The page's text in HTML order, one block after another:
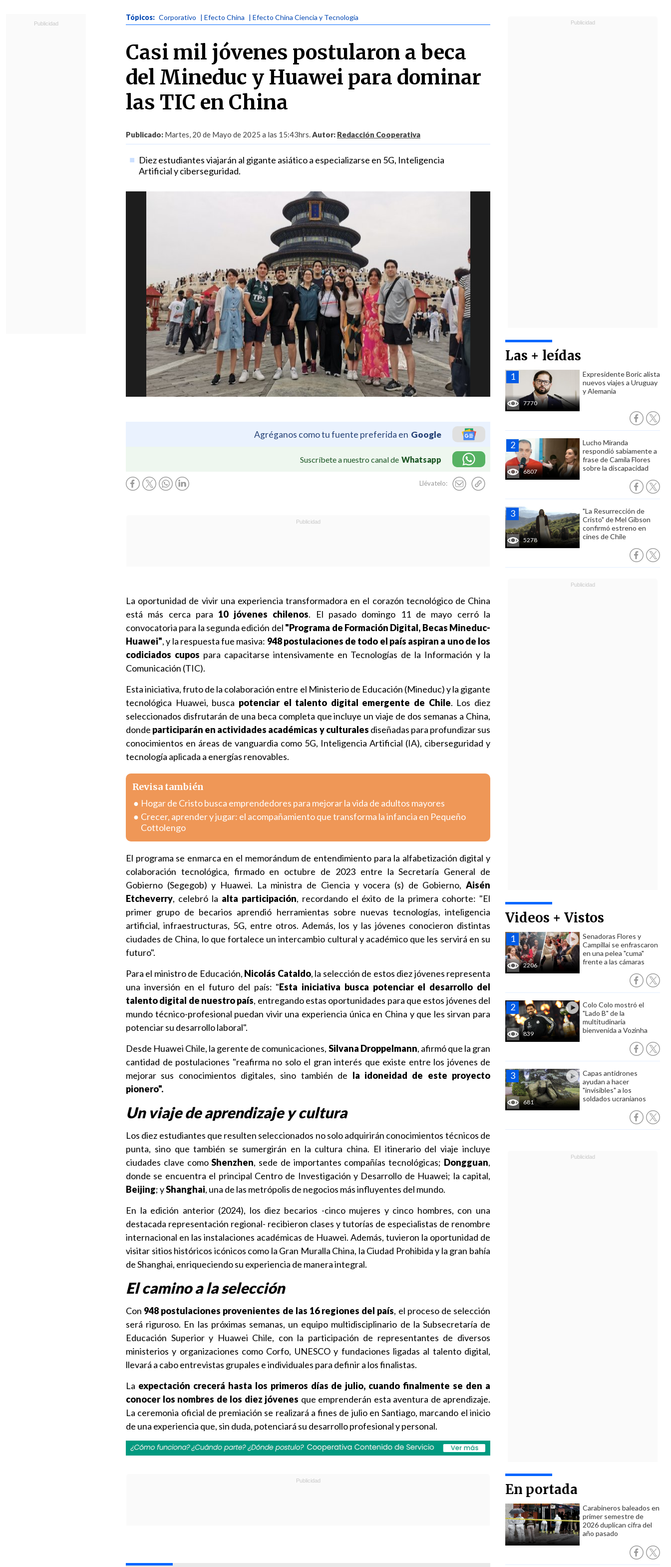
Tópicos: Corporativo | Efecto China | Efecto China Ciencia y Tecnología
Casi mil jóvenes postularon a beca
del Mineduc y Huawei para dominar
las TIC en China
Publicado: Martes, 20 de Mayo de 2025 a las 15:43hrs.Autor: Redacción Cooperativa
Diez estudiantes viajarán al gigante asiático a especializarse en 5G, Inteligencia
Artificial y ciberseguridad.
Agréganos como tu fuente preferida en Google
Suscríbete a nuestro canal de Whatsapp
Llévatelo:
Las + leídas
7770
Expresidente Boric alista
nuevos viajes a Uruguay
y Alemania
6807
Lucho Miranda
respondió sabiamente a
frase de Camila Flores
sobre la discapacidad
5278
"La Resurrección de
Cristo" de Mel Gibson
confirmó estreno en
cines de Chile
Videos + Vistos
2206
Senadoras Flores y
Campillai se enfrascaron
en una pelea "cuma"
frente a las cámaras
839
Colo Colo mostró el
"Lado B" de la
multitudinaria
bienvenida a Vozinha
681
Capas antidrones
ayudan a hacer
"invisibles" a los
soldados ucranianos
En portada
Carabineros baleados en
primer semestre de
2026 duplican cifra del
año pasado
La oportunidad de vivir una experiencia transformadora en el corazón tecnológico de China
está más cerca para 10 jóvenes chilenos. El pasado domingo 11 de mayo cerró la
convocatoria para la segunda edición del "Programa de Formación Digital, Becas Mineduc-
Huawei", y la respuesta fue masiva: 948 postulaciones de todo el país aspiran a uno de los
codiciados cupos para capacitarse intensivamente en Tecnologías de la Información y la
Comunicación (TIC).
Esta iniciativa, fruto de la colaboración entre el Ministerio de Educación (Mineduc) y la gigante
tecnológica Huawei, busca potenciar el talento digital emergente de Chile. Los diez
seleccionados disfrutarán de una beca completa que incluye un viaje de dos semanas a China,
donde participarán en actividades académicas y culturales diseñadas para profundizar sus
conocimientos en áreas de vanguardia como 5G, Inteligencia Artificial (IA), ciberseguridad y
tecnología aplicada a energías renovables.
Revisa también
Hogar de Cristo busca emprendedores para mejorar la vida de adultos mayores
Crecer, aprender y jugar: el acompañamiento que transforma la infancia en Pequeño
Cottolengo
El programa se enmarca en el memorándum de entendimiento para la alfabetización digital y
colaboración tecnológica, firmado en octubre de 2023 entre la Secretaría General de
Gobierno (Segegob) y Huawei. La ministra de Ciencia y vocera (s) de Gobierno, Aisén
Etcheverry, celebró la alta participación, recordando el éxito de la primera cohorte: "El
primer grupo de becarios aprendió herramientas sobre nuevas tecnologías, inteligencia
artificial, infraestructuras, 5G, entre otros. Además, los y las jóvenes conocieron distintas
ciudades de China, lo que fortalece un intercambio cultural y académico que les servirá en su
futuro".
Para el ministro de Educación, Nicolás Cataldo, la selección de estos diez jóvenes representa
una inversión en el futuro del país: "Esta iniciativa busca potenciar el desarrollo del
talento digital de nuestro país, entregando estas oportunidades para que estos jóvenes del
mundo técnico-profesional puedan vivir una experiencia única en China y que les sirvan para
potenciar su desarrollo laboral".
Desde Huawei Chile, la gerente de comunicaciones, Silvana Droppelmann, afirmó que la gran
cantidad de postulaciones "reafirma no solo el gran interés que existe entre los jóvenes de
mejorar sus conocimientos digitales, sino también de la idoneidad de este proyecto
pionero".
Un viaje de aprendizaje y cultura
Los diez estudiantes que resulten seleccionados no solo adquirirán conocimientos técnicos de
punta, sino que también se sumergirán en la cultura china. El itinerario del viaje incluye
ciudades clave comoShenzhen, sede de importantes compañías tecnológicas; Dongguan,
donde se encuentra el principal Centro de Investigación y Desarrollo de Huawei; la capital,
Beijing; yShanghai, una de las metrópolis de negocios más influyentes del mundo.
En la edición anterior (2024), los diez becarios -cinco mujeres y cinco hombres, con una
destacada representación regional- recibieron clases y tutorías de especialistas de renombre
internacional en las instalaciones académicas de Huawei. Además, tuvieron la oportunidad de
visitar sitios históricos icónicos como la Gran Muralla China, la Ciudad Prohibida y la gran bahía
de Shanghai, enriqueciendo su experiencia de manera integral.
El camino a la selección
Con 948 postulaciones provenientes de las 16 regiones del país, el proceso de selección
será riguroso. En las próximas semanas, un equipo multidisciplinario de la Subsecretaría de
Educación Superior y Huawei Chile, con la participación de representantes de diversos
ministerios y organizaciones como Corfo, UNESCO y fundaciones ligadas al talento digital,
llevará a cabo entrevistas grupales e individuales para definir a los finalistas.
La expectación crecerá hasta los primeros días de julio, cuando finalmente se den a
conocer los nombres de los diez jóvenes que emprenderán esta aventura de aprendizaje.
La ceremonia oficial de premiación se realizará a fines de julio en Santiago, marcando el inicio
de una experiencia que, sin duda, potenciará su desarrollo profesional y personal.